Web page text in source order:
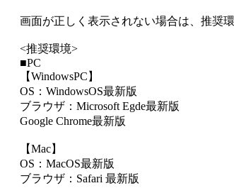
画面が正しく表示されない場合は、推奨
<推奨環境>
■PC
【WindowsPC】
OS：WindowsOS最新版
ブラウザ：Microsoft Egde最新版
Google Chrome最新版
【Mac】
OS：MacOS最新版
ブラウザ：Safari 最新版